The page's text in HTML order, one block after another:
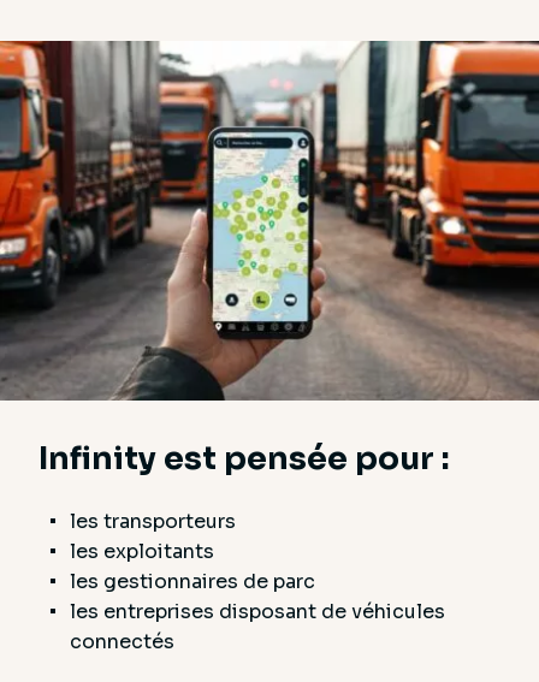
Infinity est pensée pour :
les transporteurs
les exploitants
les gestionnaires de parc
les entreprises disposant de véhicules
connectés